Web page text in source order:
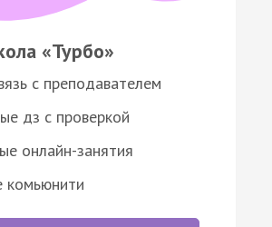
«Турбо»
с преподавателем
дз с проверкой
онлайн-занятия
комьюнити